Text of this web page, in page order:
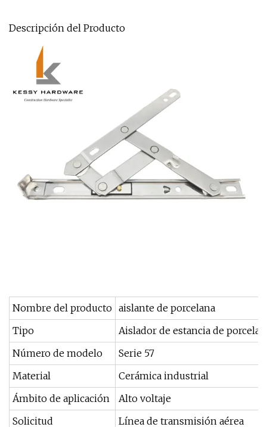
Descripción del Producto
Nombre del producto aislante de porcelana
Tipo
Aislador de estancia de
Número de modelo
Serie 57
Material
Cerámica industrial
Ámbito de aplicación
Alto voltaje
Solicitud
Línea de transmisión aérea